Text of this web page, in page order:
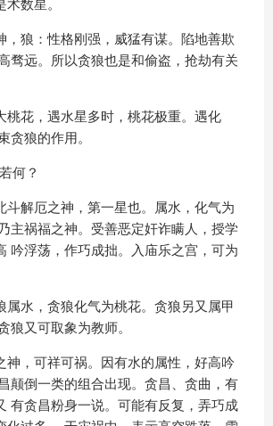
数星。
，狼：性格刚强，威猛有谋。陷地善欺
骛远。所以贪狼也是和偷盗，抢劫有关
桃花，遇水星多时，桃花极重。遇化
贪狼的作用。
何？
斗解厄之神，第一星也。属水，化气为
主祸福之神。受善恶定奸诈瞒人，授学
吟浮荡，作巧成拙。入庙乐之宫，可为
属水，贪狼化气为桃花。贪狼另又属甲
狼又可取象为教师。
神，可祥可祸。因有水的属性，好高吟
颠倒一类的组合出现。贪昌、贪曲，有
有贪昌粉身一说。可能有反复，弄巧成